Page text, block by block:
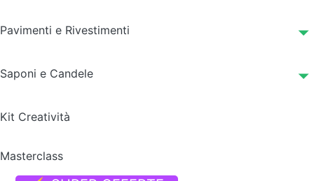
Pavimenti e Rivestimenti
Saponi e Candele
Kit Creatività
Masterclass